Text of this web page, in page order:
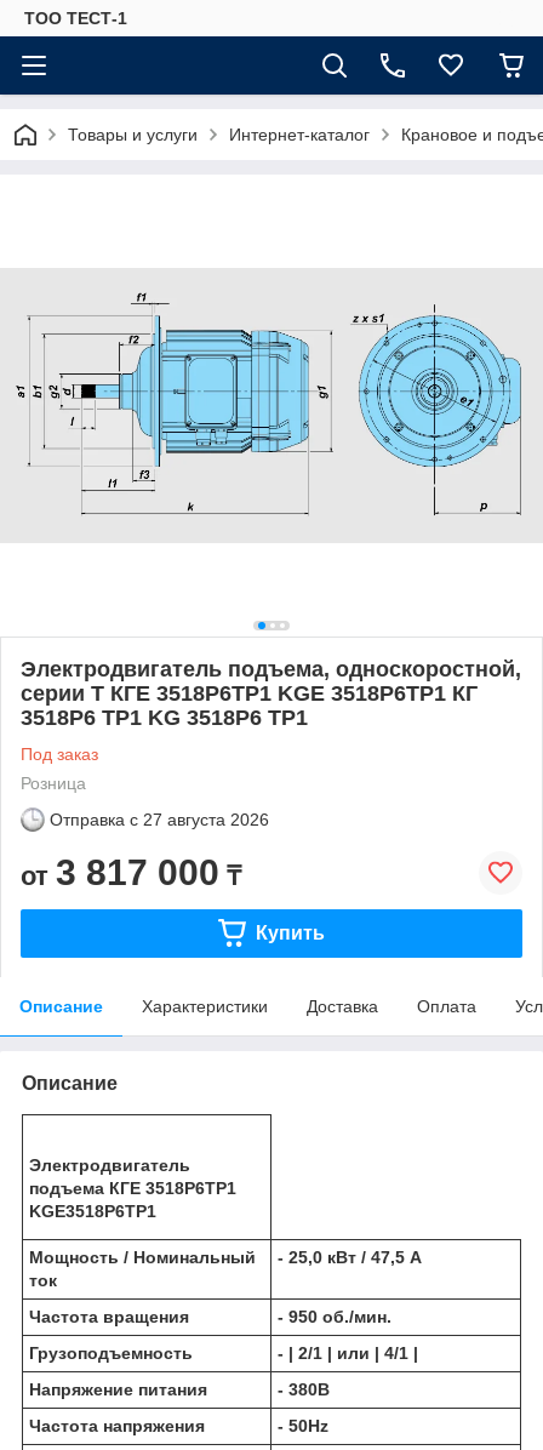
ТОО ТЕСТ-1
Товары и услуги Интернет-каталог Крановое и
Электродвигатель подъема, односкоростной,
серии T КГЕ 3518Р6ТР1 KGE 3518P6TP1 КГ
3518Р6 ТР1 KG 3518P6 TP1
Под заказ
Розница
Отправка с 27 августа 2026
от 3 817 000 ₸
Купить
Описание Характеристики Доставка Оплата
Описание
Электродвигатель
подъема КГЕ 3518Р6ТР1
KGE3518P6TP1
Мощность / Номинальный
ток
- 25,0 кВт / 47,5 А
Частота вращения
- 950 об./мин.
Грузоподъемность
- | 2/1 | или | 4/1 |
Напряжение питания
- 380В
Частота напряжения
- 50Hz